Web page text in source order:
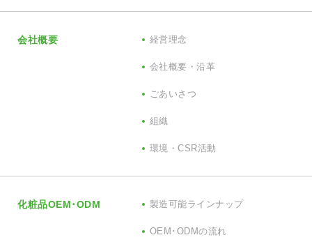
会社概要 経営理念
会社概要・沿革
ごあいさつ
組織
環境・CSR活動
化粧品OEM･ODM 製造可能ラインナップ
OEM･ODMの流れ